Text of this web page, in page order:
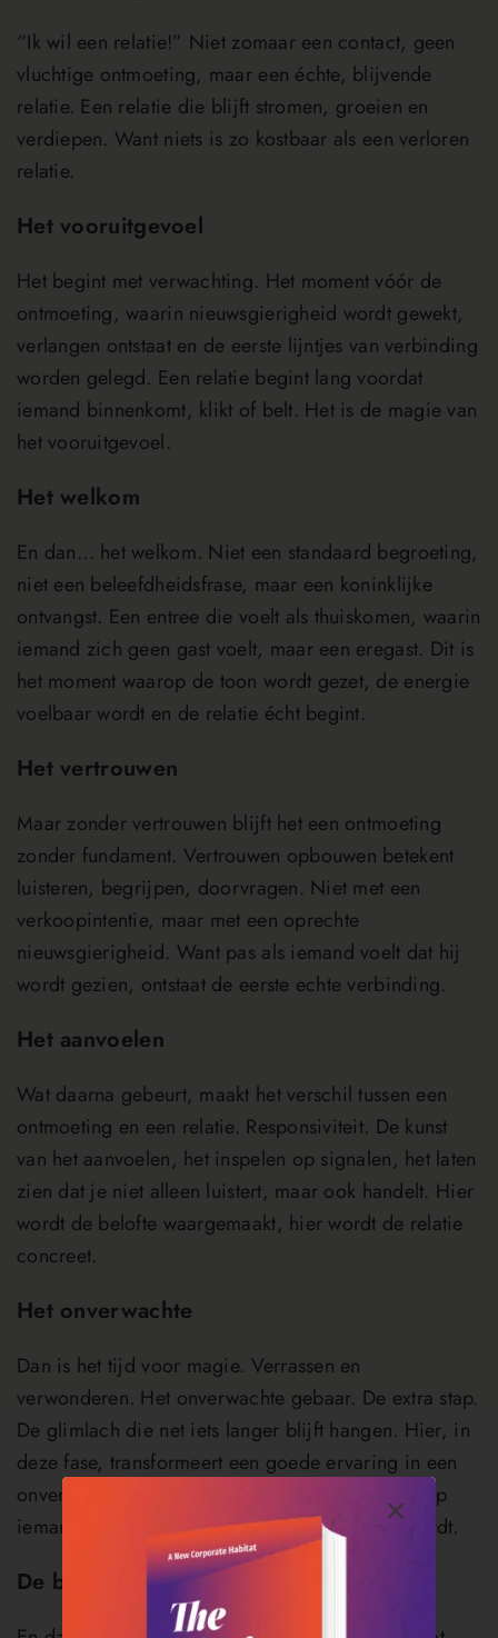
“Ik wil een relatie!” Niet zomaar een contact, geen
vluchtige ontmoeting, maar een échte, blijvende
relatie. Een relatie die blijft stromen, groeien en
verdiepen. Want niets is zo kostbaar als een verloren
relatie.
Het vooruitgevoel
Het begint met verwachting. Het moment vóór de
ontmoeting, waarin nieuwsgierigheid wordt gewekt,
verlangen ontstaat en de eerste lijntjes van verbinding
worden gelegd. Een relatie begint lang voordat
iemand binnenkomt, klikt of belt. Het is de magie van
het vooruitgevoel.
Het welkom
En dan… het welkom. Niet een standaard begroeting,
niet een beleefdheidsfrase, maar een koninklijke
ontvangst. Een entree die voelt als thuiskomen, waarin
iemand zich geen gast voelt, maar een eregast. Dit is
het moment waarop de toon wordt gezet, de energie
voelbaar wordt en de relatie écht begint.
Het vertrouwen
Maar zonder vertrouwen blijft het een ontmoeting
zonder fundament. Vertrouwen opbouwen betekent
luisteren, begrijpen, doorvragen. Niet met een
verkoopintentie, maar met een oprechte
nieuwsgierigheid. Want pas als iemand voelt dat hij
wordt gezien, ontstaat de eerste echte verbinding.
Het aanvoelen
Wat daarna gebeurt, maakt het verschil tussen een
ontmoeting en een relatie. Responsiviteit. De kunst
van het aanvoelen, het inspelen op signalen, het laten
zien dat je niet alleen luistert, maar ook handelt. Hier
wordt de belofte waargemaakt, hier wordt de relatie
concreet.
Het onverwachte
Dan is het tijd voor magie. Verrassen en
verwonderen. Het onverwachte gebaar. De extra stap.
De glimlach die net iets langer blijft hangen. Hier, in
deze fase, transformeert een goede ervaring in een
onvergetelijke ervaring. Dit is het moment waarop
iemand niet alleen tevreden is, maar geraakt wordt.
De bewondering